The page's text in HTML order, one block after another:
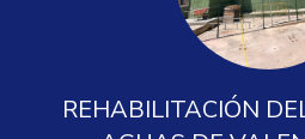
REHABILITACIÓN